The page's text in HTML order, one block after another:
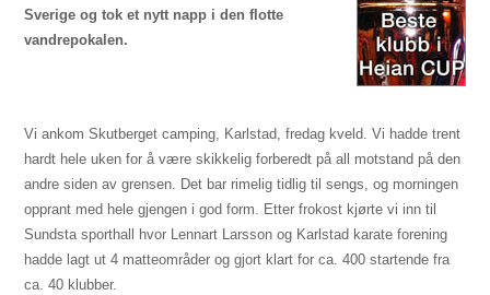
Sverige og tok et nytt napp i den flotte
vandrepokalen.
Vi ankom Skutberget camping, Karlstad, fredag kveld. Vi hadde trent
hardt hele uken for å være skikkelig forberedt på all motstand på den
andre siden av grensen. Det bar rimelig tidlig til sengs, og morningen
opprant med hele gjengen i god form. Etter frokost kjørte vi inn til
Sundsta sporthall hvor Lennart Larsson og Karlstad karate forening
hadde lagt ut 4 matteområder og gjort klart for ca. 400 startende fra
ca. 40 klubber.